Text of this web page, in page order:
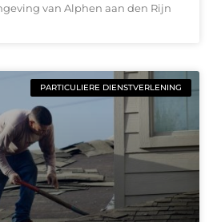
van Alphen aan den Rijn
PARTICULIERE DIENSTVERLENING